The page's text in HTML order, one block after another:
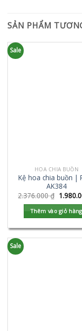
SẢN PHẨM
Sale
HOA CHIA BUỒN
Kệ hoa chia buồn |
AK384
2.376.000₫
Thêm vào giỏ hàng
Sale